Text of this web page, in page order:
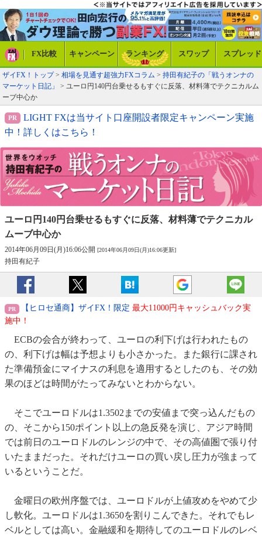
FX比較 キャンペーン ランキング スワップ スプレッド
ザイFX！トップ> 相場を見通す超強力FXコラム > 持田有紀子の「戦うオンナの
マーケット日記」
> ユーロ円140円台乗せるもすぐに反落、材料薄でテクニカルム
ーブ中心か
LIGHT FXは当サイト口座開設者限定キャンペーン実施
中！詳しくはこちら！
ユーロ円140円台乗せるもすぐに反落、 材料薄でテクニカル
ムーブ中心か
2014年06月09日(月)16:06公開 [2014年06月09日(月)16:06更新]
持田有紀子
【ヒロセ通商】ザイFX！限定 最大11000円キャッシュバック実
施中！
ECBの会合が終わって、ユーロの利下げは行われたもの
の、利下げは幅は予想よりも小さかった。また銀行に課され
た準備預金にマイナスの利息を適用するとしたのも、その効
果のほどは時間がたってみないとわからない。
そこでユーロドルは1.3502までの安値まで突っ込んだもの
の、そこから150ポイント以上の急反発を演じ、アジア時間
では前日のユーロドルのレンジの中で、その高値圏で張り付
いたままだった。それだけユーロの買い戻し圧力が強まって
いるということだ。
金曜日の欧州序盤では、ユーロドルが上値攻めをやめて少
し軟化。ユーロドルは1.3650を割りこんできた。それでもレ
ベルとしては高い。金融緩和を期待してのユーロドルのレベ